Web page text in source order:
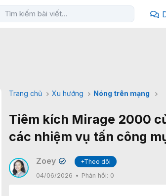
Trang chủ Xu hướng Nóng trên mạng
Tiêm kích Mirage 2000
các nhiệm vụ tấn công
Zoey ✔
+Theo dõi
04/06/2026
Phản hồi: 0